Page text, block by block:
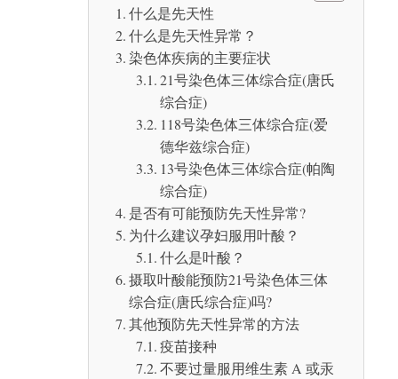
不要过量服用维生素 A 或汞
注意碘的摄入量
什么是先天性
什么是先天性异常？
染色体疾病的主要症状
21号染色体三体综合症(唐氏
综合症)
118号染色体三体综合症(爱
德华兹综合症)
13号染色体三体综合症(帕陶
综合症)
是否有可能预防先天性异常?
为什么建议孕妇服用叶酸？
什么是叶酸？
摄取叶酸能预防21号染色体三体
综合症(唐氏综合症)吗?
其他预防先天性异常的方法
疫苗接种
不要过量服用维生素 A 或汞